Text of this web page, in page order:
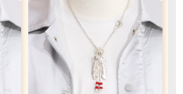
記載の指定口座へ
お願い致します